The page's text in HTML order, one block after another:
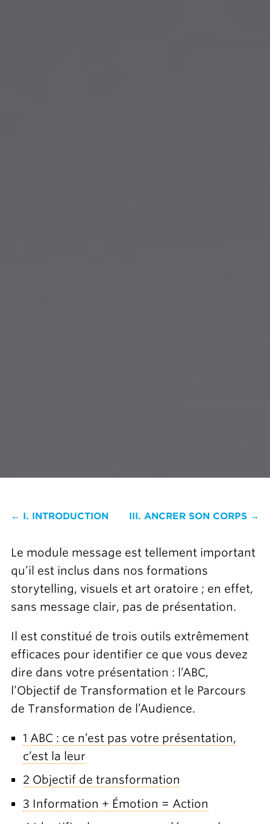
← I. INTRODUCTION III. ANCRER SON CORPS →
Le module message est tellement important
qu’il est inclus dans nos formations
storytelling, visuels et art oratoire ; en effet,
sans message clair, pas de présentation.
Il est constitué de trois outils extrêmement
efficaces pour identifier ce que vous devez
dire dans votre présentation : l’ABC,
l’Objectif de Transformation et le Parcours
de Transformation de l’Audience.
1 ABC : ce n’est pas votre présentation,
c’est la leur
2 Objectif de transformation
3 Information + Émotion = Action